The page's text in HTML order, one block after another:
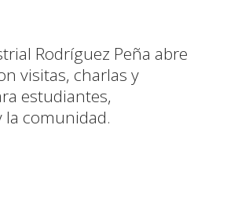
Rodríguez Peña abre
visitas, charlas y
estudiantes,
la comunidad.